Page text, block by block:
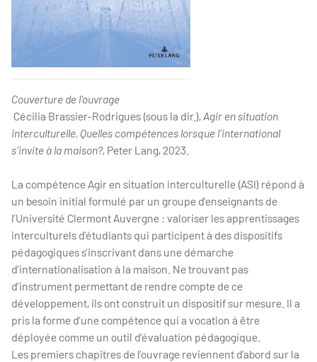
Couverture de l'ouvrage
Cécilia Brassier-Rodrigues (sous la dir.),Agir en situation
interculturelle, Quelles compétences lorsque l'international
s'invite à la maison?, Peter Lang, 2023.
La compétence Agir en situation interculturelle (ASI) répond à
un besoin initial formulé par un groupe d’enseignants de
l’Université Clermont Auvergne : valoriser les apprentissages
interculturels d’étudiants qui participent à des dispositifs
pédagogiques s’inscrivant dans une démarche
d’internationalisation à la maison . Ne trouvant pas
d’instrument permettant de rendre compte de ce
développement, ils ont construit un dispositifsur mesure . Il a
pris la forme d’une compétence qui a vocation à être
déployée comme un outil d’évaluation pédagogique.
Les premiers chapitres de l’ouvrage reviennent d’abord sur la